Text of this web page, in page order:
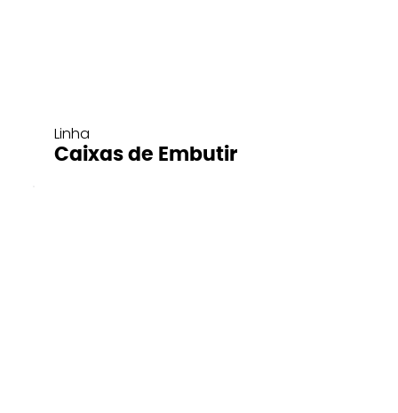
Linha
Caixas de Embutir